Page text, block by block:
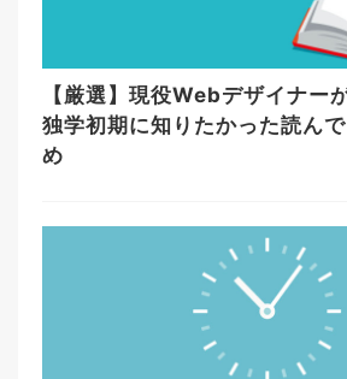
【厳選】現役Webデザイナー
独学初期に知りたかった読ん
め